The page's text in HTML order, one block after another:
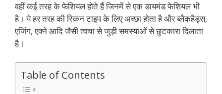
वहीं कई तरह के फेशियल होते हैं जिनमें से एक डायमंड फेशियल भी
है। ये हर तरह की स्किन टाइप के लिए अच्‍छा होता है और ब्‍लैकहैड्स,
एजिंग, एक्‍ने आदि जैसी त्‍वचा से जुड़ी समस्‍याओं से छुटकारा दिलाता
है।
Table of Contents